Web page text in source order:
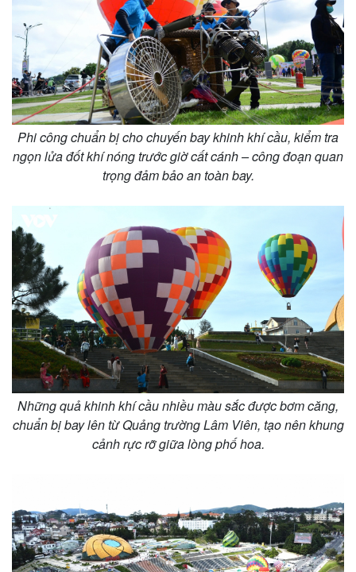
Thế giới
Quan sát
Cuộc sống đó đây
Multimedia
Ảnh
Phi công chuẩn bị cho chuyến bay khinh khí cầu, kiểm tra
ngọn lửa đốt khí nóng trước giờ cất cánh – công đoạn quan
trọng đảm bảo an toàn bay.
Những quả khinh khí cầu nhiều màu sắc được bơm căng,
chuẩn bị bay lên từ Quảng trường Lâm Viên, tạo nên khung
cảnh rực rỡ giữa lòng phố hoa.